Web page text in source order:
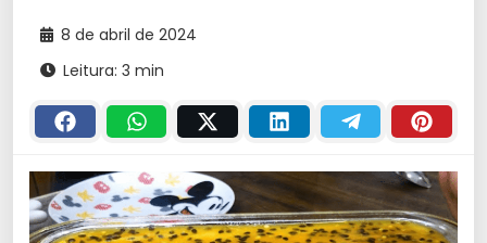
8 de abril de 2024
Leitura: 3 min